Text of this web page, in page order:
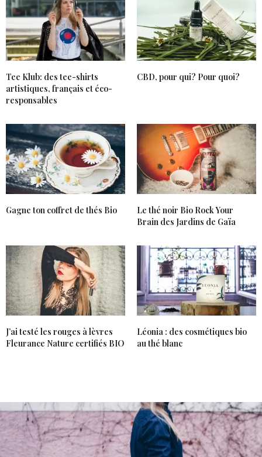
Tee Klub: des tee-shirts
artistiques, français et éco-
responsables
CBD, pour qui? Pour quoi?
Gagne ton coffret de thés Bio
Le thé noir Bio Rock Your
Brain des Jardins de Gaïa
J’ai testé les rouges à lèvres
Fleurance Nature certifiés BIO
Léonia : des cosmétiques bio
au thé blanc